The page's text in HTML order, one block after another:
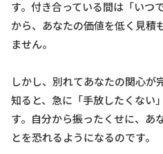
す。付き合っている間は「いつ
から、あなたの価値を低く見積
ません。
しかし、別れてあなたの関心が
知ると、急に「手放したくない
す。自分から振ったくせに、あ
とを恐れるようになるのです。